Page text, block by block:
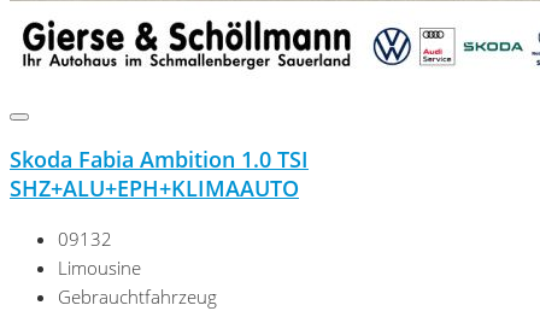
Skoda Fabia Ambition 1.0 TSI
SHZ+ALU+EPH+KLIMAAUTO
09132
Limousine
Gebrauchtfahrzeug